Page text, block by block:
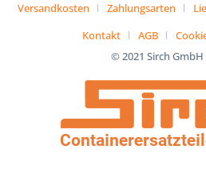
Versandkosten Zahlungsarten
Kontakt
AGB
© 2021 Sirch GmbH